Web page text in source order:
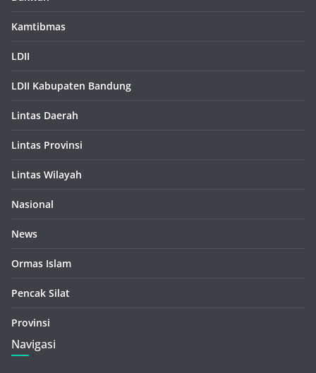
Kamtibmas
LDII
LDII Kabupaten Bandung
Lintas Daerah
Lintas Provinsi
Lintas Wilayah
Nasional
News
Ormas Islam
Pencak Silat
Provinsi
Navigasi